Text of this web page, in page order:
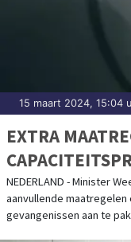
15 maart 2024, 15:04
EXTRA
NEDERLAND - Minister
aanvullende
gevangenissen aan te